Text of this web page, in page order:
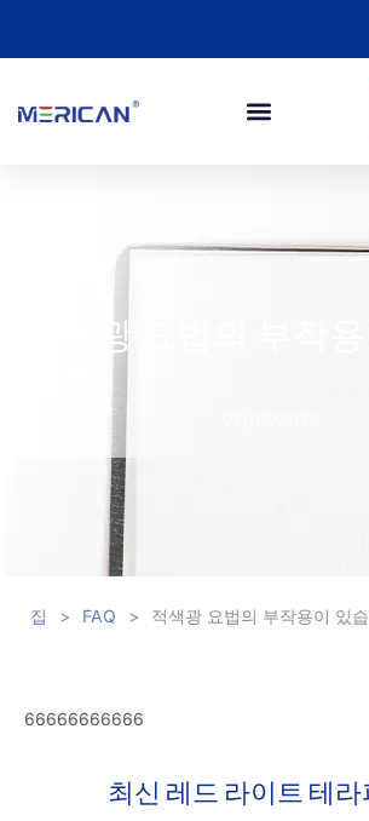
적색광 요법의 부작용
집 > FAQ > 적색광 요법의 부작용이 있
66666666666
최신 레드 라이트 테라